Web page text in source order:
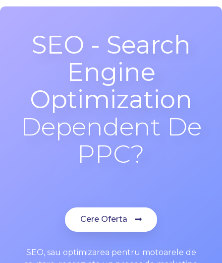
SEO - Search
Engine
Optimization
Dependent De
PPC?
Cere Oferta
SEO, sau optimizarea pentru motoarele de